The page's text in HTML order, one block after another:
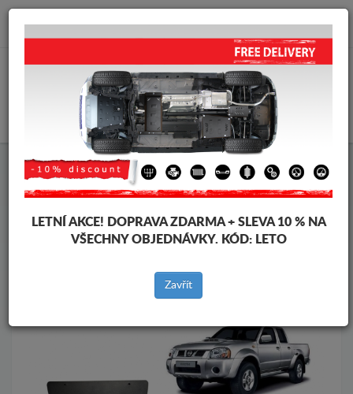
info@krytpodmotor.com
Kryt pod motor Nissan Kryt pod motor Nissan Navara
vozidel
Značky vozidel
Zpět na produkty
LETNÍ AKCE! DOPRAVA ZDARMA + SLEVA 10 % NA
VŠECHNY OBJEDNÁVKY. KÓD: LETO
Zavřít